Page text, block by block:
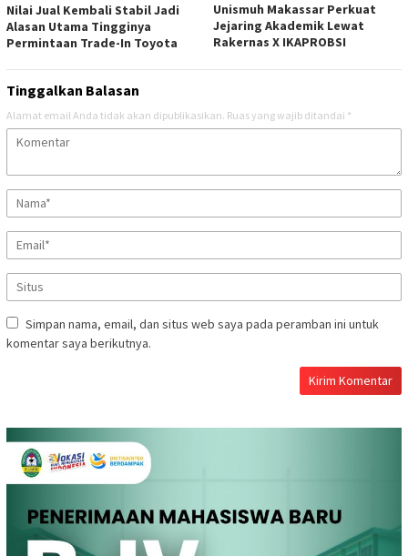
Nilai Jual Kembali Stabil Jadi
Alasan Utama Tingginya
Permintaan Trade-In Toyota
Unismuh Makassar Perkuat
Jejaring Akademik Lewat
Rakernas X IKAPROBSI
Tinggalkan Balasan
Alamat email Anda tidak akan dipublikasikan. Ruas yang wajib ditandai *
Simpan nama, email, dan situs web saya pada peramban ini untuk
komentar saya berikutnya.